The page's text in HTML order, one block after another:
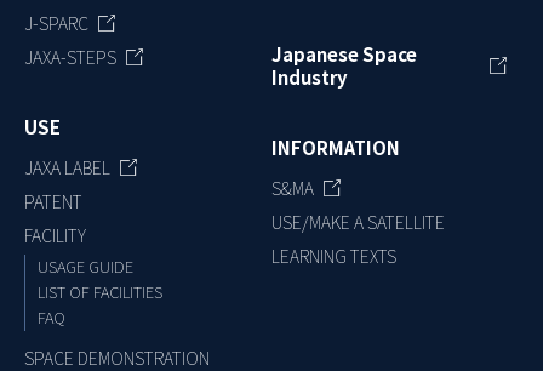
J-SPARC
JAXA-STEPS
USE
JAXA LABEL
PATENT
FACILITY
USAGE GUIDE
LIST OF FACILITIES
FAQ
SPACE DEMONSTRATION
Japanese Space
Industry
INFORMATION
S&MA
USE/MAKE A SATELLITE
LEARNING TEXTS